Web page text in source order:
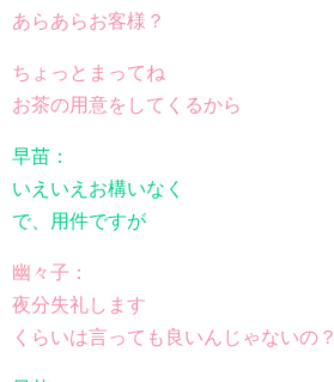
あらあらお客様？
ちょっとまってね
お茶の用意をしてくるから
早苗：
いえいえお構いなく
で、用件ですが
幽々子：
夜分失礼します
くらいは言っても良いんじゃないの？